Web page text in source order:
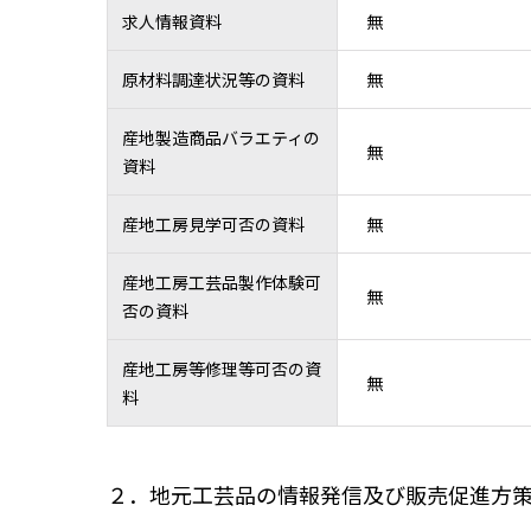
求人情報資料 無
原材料調達状況等の資料 無
産地製造商品バラエティの
資料
無
産地工房見学可否の資料 無
産地工房工芸品製作体験可
否の資料
無
産地工房等修理等可否の資
料
無
２．地元工芸品の情報発信及び販売促進方